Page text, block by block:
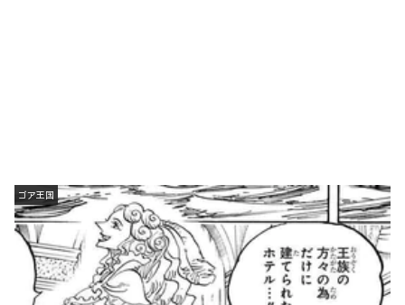
ゴア王国